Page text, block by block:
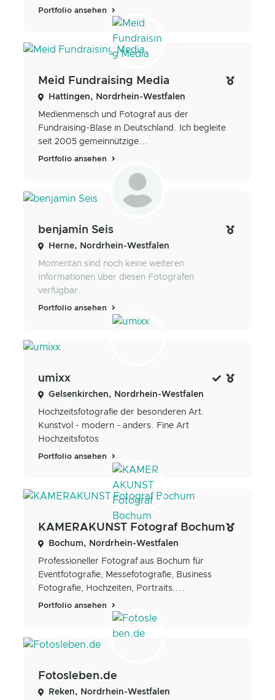
Portfolio ansehen
Meid Fundraising Media
Hattingen, Nordrhein-Westfalen
Medienmensch und Fotograf aus der
Fundraising-Blase in Deutschland. Ich begleite
seit 2005 gemeinnützige...
Portfolio ansehen
benjamin Seis
Herne, Nordrhein-Westfalen
Momentan sind noch keine weiteren
Informationen über diesen Fotografen
verfügbar.
Portfolio ansehen
umixx
Gelsenkirchen, Nordrhein-Westfalen
Hochzeitsfotografie der besonderen Art.
Kunstvol - modern - anders. Fine Art
Hochzeitsfotos
Portfolio ansehen
KAMERAKUNST Fotograf Bochum
Bochum, Nordrhein-Westfalen
Professioneller Fotograf aus Bochum für
Eventfotografie, Messefotografie, Business
Fotografie, Hochzeiten, Portraits....
Portfolio ansehen
Fotosleben.de
Reken, Nordrhein-Westfalen